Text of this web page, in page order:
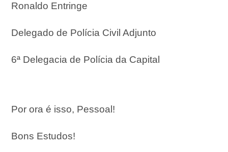
Ronaldo Entringe
Delegado de Polícia Civil Adjunto
6ª Delegacia de Polícia da Capital
Por ora é isso, Pessoal!
Bons Estudos!